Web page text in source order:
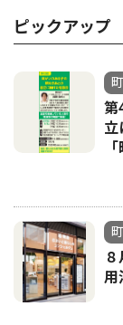
ピックアップ
第
立
用